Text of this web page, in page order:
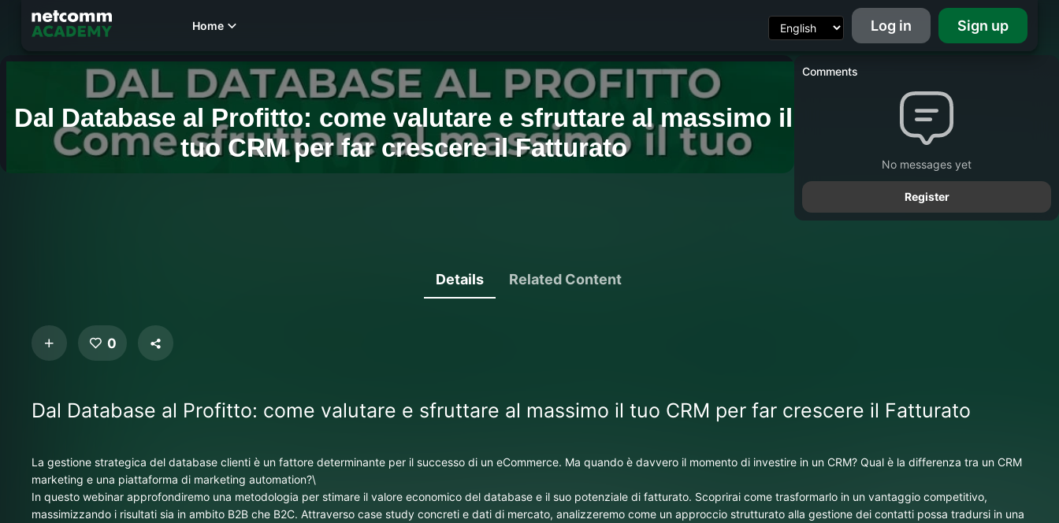
Home Log in Sign up
Comments
No messages yet
Register
Details Related Content
0
Dal Database al Profitto: come valutare e sfruttare al massimo il tuo CRM per far crescere il Fatturato
La gestione strategica del database clienti è un fattore determinante per il successo di un eCommerce. Ma quando è davvero il momento di investire in un CRM? Qual è la differenza tra un CRM
marketing e una piattaforma di marketing automation?\
In questo webinar approfondiremo una metodologia per stimare il valore economico del database e il suo potenziale di fatturato. Scoprirai come trasformarlo in un vantaggio competitivo,
massimizzando i risultati sia in ambito B2B che B2C. Attraverso case study concreti e dati di mercato, analizzeremo come un approccio strutturato alla gestione dei contatti possa tradursi in una